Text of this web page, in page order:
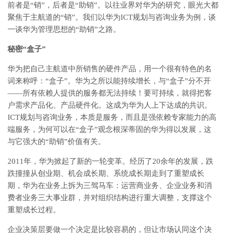
前者是“销”，后者是“助销”。以往业界对华为的研究，眼光大都
聚焦于主航道的“销”。我们以华为ICT规划与咨询业务为例，谈
一谈华为管理思想的“助销”之路。
秘密“盒子”
华为把自己主航道中所销售的硬件产品，用一个很有特色的名
词来称呼：“盒子”。华为之所以能持续增长，与“盒子”分不开
——所有依赖人提供的服务都无法持续！要可持续，就得把客
户需求产品化、产品硬件化。这成为华为人上下达成的共识。
ICT规划与咨询业务，本质是服务，而且是强依赖专家能力的高
端服务，为何可以在“盒子”观念根深蒂固的华为得以发展，这
与它强大的“助销”价值有关。
2011年，华为掀起了新的一轮变革。经历了20余年的发展，跌
跌撞撞从创业期、机会成长期、系统成长期走到了重塑成长
期，华为在业务上拆为三驾马车：运营商业务、企业业务和消
费者业务三大事业群，并对组织结构进行重大调整，支撑这个
重塑成长过程。
企业决策层要做一个决定是比较容易的，但让市场认同这个决